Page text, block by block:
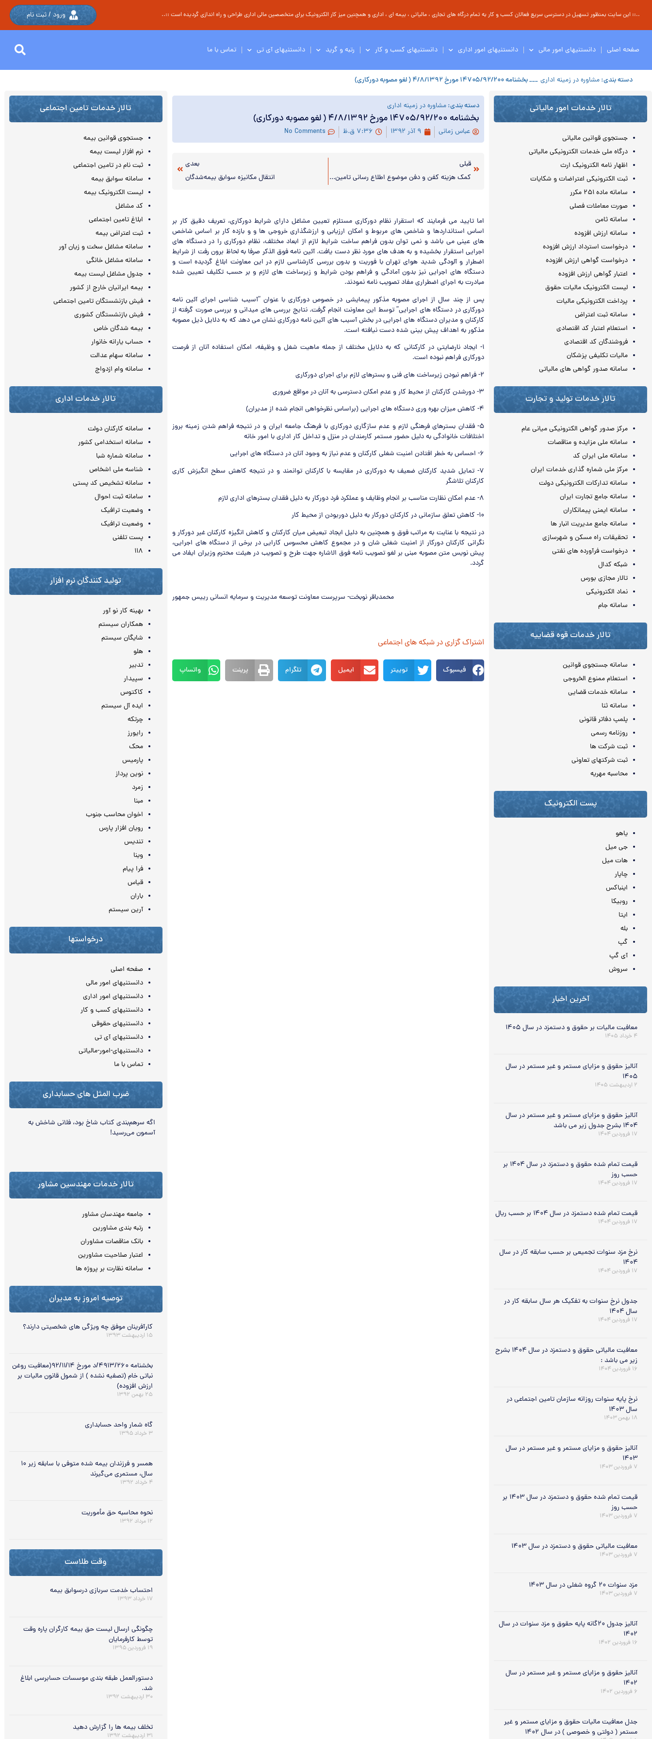
..:: این سایت بمنظور تسهیل در دسترسی سریع فعالان کسب و کار به تمام درگاه های تجاری ، مالیاتی ، بیمه ای ، اداری و همچنین میز کار الکترونیک برای متخصصین مالی اداری طراحی و راه اندازی گردیده است ::.. ورود / ثبت نام
صفحه اصلی دانستنیهای امور مالی دانستنیهای امور اداری دانستنیهای کسب و کار رتبه و گرید دانستنیهای آی تی تماس با ما
دسته بندی:مشاوره در زمینه اداری ___ بخشنامه ۱۴۷۰۵/۹۲/۲۰۰ مورخ ۴/۸/۱۳۹۲ ( لغو مصوبه دورکاری)
تالار خدمات امور مالیاتی
جستجوی قوانین مالیانی
درگاه ملی خدمات الکترونیکی مالیاتی
اظهار نامه الکترونیک ارث
ثبت الکترونیکی اعتراضات و شکایات
سامانه ماده ۲۵۱ مکرر
صورت معاملات فصلی
سامانه ثامن
سامانه ارزش افزوده
درخواست استرداد ارزش افزوده
درخواست گواهی ارزش افزوده
اعتبار گواهی ارزش افزوده
لیست الکترونیک مالیات حقوق
پرداخت الکترونیکی مالیات
سامانه ثبت اعتراض
استعلام اعتبار کد اقتصادی
فروشندگان کد اقتصادی
مالیات تکلیفی پزشکان
سامانه صدور گواهی های مالیاتی
تالار خدمات تولید و تجارت
مرکز صدور گواهی الکترونیکی میانی عام
سامانه ملی مزایده و مناقصات
سامانه ملی ایران کد
مرکز ملی شماره گذاری خدمات ایران
سامانه تدارکات الکترونیکی دولت
سامانه جامع تجارت ایران
سامانه ایمنی پیمانکاران
سامانه جامع مدیریت انبار ها
تحقیقات راه مسکن و شهرسازی
درخواست فرآورده های نفتی
شبکه کدال
تالار مجازی بورس
نماد الکترونیکی
سامانه جام
تالار خدمات قوه قضاییه
سامانه جستجوی قوانین
استعلام ممنوع الخروجی
سامانه خدمات قضایی
سامانه ثنا
پلمپ دفاتر قانونی
روزنامه رسمی
ثبت شرکت ها
ثبت شرکتهای تعاونی
محاسبه مهريه
پست الکترونیک
یاهو
جی میل
هات میل
چاپار
اینباکس
روبیکا
ایتا
بله
گپ
آی گپ
سروش
آخرین اخبار
معافیت مالیات بر حقوق و دستمزد در سال ۱۴۰۵
۴ خرداد ۱۴۰۵
آنالیز حقوق و مزایای مستمر و غیر مستمر در سال
۱۴۰۵
۲ اردیبهشت ۱۴۰۵
آنالیز حقوق و مزایای مستمر و غیر مستمر در سال
۱۴۰۴ بشرح جدول زیر می باشد
۱۷ فروردین ۱۴۰۴
قیمت تمام شده حقوق و دستمزد در سال ۱۴۰۴ بر
حسب روز
۱۷ فروردین ۱۴۰۴
قیمت تمام شده دستمزد در سال ۱۴۰۴ بر حسب ریال
۱۷ فروردین ۱۴۰۴
نرخ مزد سنوات تجمیعی بر حسب سابقه کار در سال
۱۴۰۴
۱۷ فروردین ۱۴۰۴
جدول نرخ سنوات به تفکیک هر سال سابقه کار در
سال ۱۴۰۴
۱۷ فروردین ۱۴۰۴
معافیت مالیاتی حقوق و دستمزد در سال ۱۴۰۴ بشرح
زیر می باشد :
۱۶ فروردین ۱۴۰۴
نرخ پایه سنوات روزانه سازمان تامین اجتماعی در
سال ۱۴۰۳
۱۸ بهمن ۱۴۰۳
آنالیز حقوق و مزایای مستمر و غیر مستمر در سال
۱۴۰۳
۷ فروردین ۱۴۰۳
قیمت تمام شده حقوق و دستمزد در سال ۱۴۰۳ بر
حسب روز
۷ فروردین ۱۴۰۳
معافیت مالیاتی حقوق و دستمزد در سال ۱۴۰۳
۷ فروردین ۱۴۰۳
مزد سنوات ۲۰ گروه شغلی در سال ۱۴۰۳
۷ فروردین ۱۴۰۳
آنالیز جدول ۲۰گانه پایه حقوق و مزد سنوات در سال
۱۴۰۲
۱۶ فروردین ۱۴۰۲
آنالیز حقوق و مزایای مستمر و غیر مستمر در سال
۱۴۰۲
۶ فروردین ۱۴۰۲
جدل معافیت مالیات حقوق و مزایای مستمر و غیر
مستمر ( دولتی و خصوصی ) در سال ۱۴۰۲
دسته بندی:مشاوره در زمینه اداری
بخشنامه ۱۴۷۰۵/۹۲/۲۰۰ مورخ ۴/۸/۱۳۹۲ ( لغو مصوبه دورکاری)
عباس زمانی ۹ آذر ۱۳۹۲ ۷:۳۶ ق.ظ No Comments
قبلی
کمک هزینه کفن و دفن موضوع اطلاع رسانی تامین اجتماعی
بعدی
انتقال مکانیزه سوابق بیمه‌شدگان
اما تایید می فرمایند که استقرار نظام دورکاری مستلزم تعیین مشاغل دارای شرایط دورکاری، تعریف دقیق کار بر
اساس استانداردها و شاخص های مربوط و امکان ارزیابی و ارزشگذاری خروجی ها و و بازده کار بر اساس شاخص
های عینی می باشد و نمی توان بدون فراهم ساخت شرایط لازم از ابعاد مختلف، نظام دورکاری را در دستگاه های
اجرایی استقرار بخشیده و به هدف های مورد نظر دست یافت. آئین نامه فوق الذکر صرفا به لحاظ برون رفت از شرایط
اضطرار و آلودگی شدید هوای تهران با فوریت و بدون بررسی کارشناسی لازم در این معاونت ابلاغ گردیده است و
دستگاه های اجرایی نیز بدون آمادگی و فراهم بودن شرایط و زیرساخت های لازم و بر حسب تکلیف تعیین شده
مبادرت به اجرای اضطراری مفاد تصویب نامه نمودند.
پس از چند سال از اجرای مصوبه مذکور پیمایشی در خصوص دورکاری با عنوان “آسیب شناسی اجرای آئین نامه
دورکاری در دستگاه های اجرایی” توسط این معاونت انجام گرفت. نتایج بررسی های میدانی و بررسی صورت گرفته از
کارکنان و مدیران دستگاه های اجرایی در بخش آسیب های آئین نامه دورکاری نشان می دهد که به دلایل ذیل مصوبه
مذکور به اهداف پیش بینی شده دست نیافته است.
۱- ایجاد نارضایتی در کارکنانی که به دلایل مختلف از جمله ماهیت شغل و وظیفه، امکان استفاده آنان از فرصت
دورکاری فراهم نبوده است.
۲- فراهم نبودن زیرساخت های فنی و بسترهای لازم برای اجرای دورکاری
۳- دورشدن کارکنان از محیط کار و عدم امکان دسترسی به آنان در مواقع ضروری
۴- کاهش میزان بهره وری دستگاه های اجرایی (براساس نظرخواهی انجام شده از مدیران)
۵- فقدان بسترهای فرهنگی لازم و عدم سازگاری دورکاری با فرهنگ جامعه ایران و در نتیجه فراهم شدن زمینه بروز
اختلافات خانوادگی به دلیل حضور مستمر کارمندان در منزل و تداخل کار اداری با امور خانه
۶- احساس به خطر افتادن امنیت شغلی کارکنان و عدم نیاز به وجود آنان در دستگاه های اجرایی
۷- تمایل شدید کارکنان ضعیف به دورکاری در مقایسه با کارکنان توانمند و در نتیجه کاهش سطح انگیزش کاری
کارکنان تلاشگر
۸- عدم امکان نظارت مناسب بر انجام وظایف و عملکرد فرد دورکار به دلیل فقدان بسترهای اداری لازم
۱۰- کاهش تعلق سازمانی در کارکنان دورکار به دلیل دوربودن از محیط کار
در نتیجه با عنایت به مراتب فوق و همچنین به دلیل ایجاد تبعیض میان کارکنان و کاهش انگیزه کارکنان غیر دورکار و
نگرانی کارکنان دورکار از امنیت شغلی شان و در مجموع کاهش محسوس کارایی در برخی از دستگاه های اجرایی،
پیش نویس متن مصوبه مبنی بر لغو تصویب نامه فوق الاشاره جهت طرح و تصویب در هیئت محترم وزیران ایفاد می
گردد.
محمدباقر نوبخت- سرپرست معاونت توسعه مدیریت و سرمایه انسانی رییس جمهور
اشتراک گزاری در شبکه های اجتماعی
فیسبوک توییتر ایمیل تلگرام پرینت واتساپ
تالار خدمات تامین اجتماعی
جستجوی قوانین بیمه
نرم افزار لیست بیمه
ثبت نام در تامین اجتماعی
سامانه سوابق بیمه
لیست الکترونیک بیمه
کد مشاغل
ابلاغ تامین اجتماعی
ثبت اعتراض بیمه
سامانه مشاغل سخت و زیان آور
سامانه مشاغل خانگی
جدول مشاغل لیست بیمه
بیمه ایرانیان خارج از کشور
فیش بازنشستگان تامین اجتماعی
فیش بازنشستگان کشوری
بیمه شدگان خاص
حساب یارانه خانوار
سامانه سهام عدالت
سامانه وام ازدواج
تالار خدمات اداری
سامانه کارکنان دولت
سامانه استخدامی کشور
سامانه شماره شبا
شناسه ملی اشخاص
سامانه تشخیص کد پستی
سامانه ثبت احوال
وضعیت ترافیک
وضعیت ترافیک
پست تلفنی
۱۱۸
تولید کنندگان نرم افزار
بهینه کار نو آور
همکاران سیستم
شایگان سیستم
هلو
تدبیر
سپیدار
کاکتوس
ایده آل سیستم
چرتکه
رایورز
محک
پارمیس
نوین پرداز
زمرد
مبنا
اخوان محاسب جنوب
رویان افزار پارس
تندیس
وینا
فرا پیام
قیاس
باران
آرین سیستم
درخواستها
صفحه اصلی
دانستنیهای امور مالی
دانستنیهای امور اداری
دانستنیهای کسب و کار
دانستنیهای حقوقی
دانستنیهای آی تی
دانستنیهای-امور-مالیاتی
تماس با ما
ضرب المثل های حسابداری
اگه سرهم‌‏بندی کتاب شاخ بود، فلاني شاخش به‌‏
آسمون مي‌‏رسيد!
تالار خدمات مهندسین مشاور
جامعه مهندسان مشاور
رتبه بندی مشاورین
بانک مناقصات مشاوران
اعتبار صلاحیت مشاورین
سامانه نظارت بر پروژه ها
توصیه امروز به مدیران
کارآفرینان موفق چه ویژگی های شخصیتی دارند؟
۱۵ اردیبهشت ۱۳۹۳
بخشنامه ۴۹۱۳/۲۶۰/د مورخ ۹۲/۱۱/۱۴(معافیت روغن
نباتی خام (تصفیه نشده ) از شمول قانون مالیات بر
ارزش افزوده)
۲۵ بهمن ۱۳۹۲
گاه شمار واحد حسابداری
۳ خرداد ۱۳۹۵
همسر و فرزندان بیمه شده متوفی با سابقه زیر ۱۰
سال، مستمری می‌گیرند
۴ خرداد ۱۳۹۲
نحوه محاسبه حق مأموریت
۱۲ مرداد ۱۳۹۲
وقت طلاست
احتساب خدمت سربازی درسوابق بیمه
۱۷ خرداد ۱۳۹۳
چگونگی ارسال لیست حق بیمه کارگران پاره وقت
توسط کارفرمایان
۱۹ فروردین ۱۳۹۵
دستورالعمل طبقه بندی موسسات حسابرسی ابلاغ
شد.
۳۰ اردیبهشت ۱۳۹۲
تخلف بیمه ها را گزارش دهید
۳۱ اردیبهشت ۱۳۹۲